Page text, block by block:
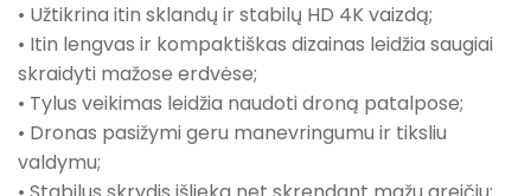
• Užtikrina itin sklandų ir stabilų HD 4K vaizdą;
• Itin lengvas ir kompaktiškas dizainas leidžia saugiai
skraidyti mažose erdvėse;
• Tylus veikimas leidžia naudoti droną patalpose;
• Dronas pasižymi geru manevringumu ir tiksliu
valdymu;